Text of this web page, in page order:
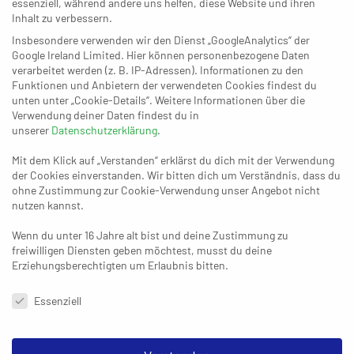
14. FEBRUAR 2020
gegen Remscheid
07. FEBRUAR 2020
Serientäter: Was für Aachen und
an die Rettung
essenziell, während andere uns helfen, diese Website und ihren
Inhalt zu verbessern.
Insbesondere verwenden wir den Dienst „GoogleAnalytics“ der
Google Ireland Limited. Hier können personenbezogene Daten
verarbeitet werden (z. B. IP-Adressen). Informationen zu den
Funktionen und Anbietern der verwendeten Cookies findest du
unten unter „Cookie-Details“. Weitere Informationen über die
Verwendung deiner Daten findest du in
unserer Datenschutzerklärung.
Mit dem Klick auf „Verstanden“ erklärst du dich mit der Verwendung
der Cookies einverstanden. Wir bitten dich um Verständnis, dass du
ohne Zustimmung zur Cookie-Verwendung unser Angebot nicht
nutzen kannst.
Wenn du unter 16 Jahre alt bist und deine Zustimmung zu
freiwilligen Diensten geben möchtest, musst du deine
Erziehungsberechtigten um Erlaubnis bitten.
Datenschutzeinstellungen & Nutzungsbedingungen
Essenziell